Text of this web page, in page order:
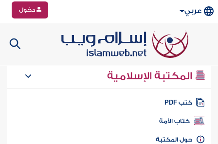
عربي دخول
المكتبة الإسلامية
كتب PDF
كتاب الأمة